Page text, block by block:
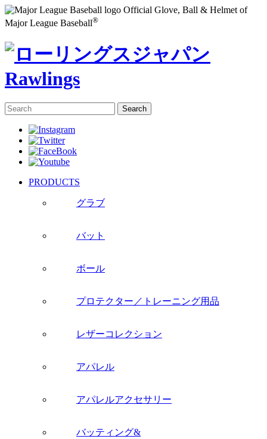
Official Glove, Ball & Helmet of
Major League Baseball®
PRODUCTS
グラブ
バット
ボール
プロテクター／トレーニング用品
レザーコレクション
アパレル
アパレルアクセサリー
バッティング&